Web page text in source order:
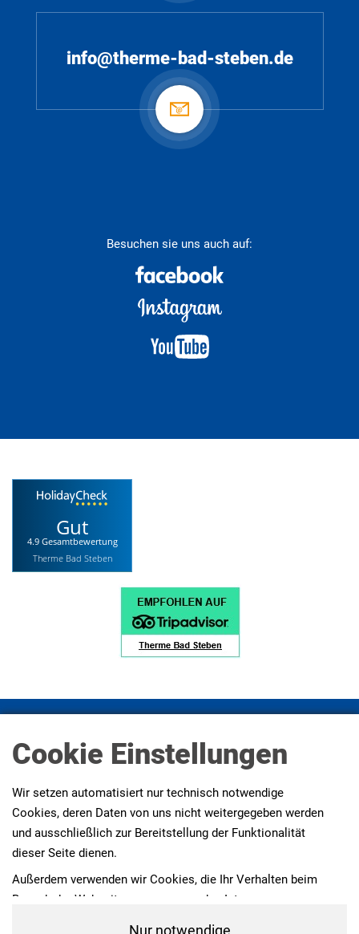
info@therme-bad-steben.de
Besuchen sie uns auch auf:
Gut
4.9 Gesamtbewertung
Therme Bad Steben
Presse
AGBs Erklärung zur Barrierefreiheit
Cookie Einstellungen
Wir setzen automatisiert nur technisch notwendige
Cookies, deren Daten von uns nicht weitergegeben werden
und ausschließlich zur Bereitstellung der Funktionalität
dieser Seite dienen.
Außerdem verwenden wir Cookies, die Ihr Verhalten beim
Besuch der Webseiten messen, um das Interesse unserer
Nur notwendige